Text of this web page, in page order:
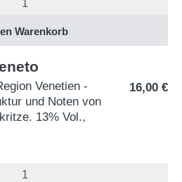
Venetien -
und Noten von
13% Vol.,
16,00 €